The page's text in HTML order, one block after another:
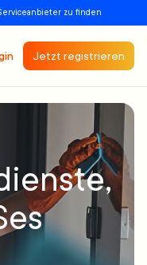
zu finden
Jetzt registrieren